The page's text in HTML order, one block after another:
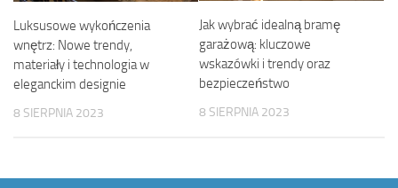
Luksusowe wykończenia
wnętrz: Nowe trendy,
materiały i technologia w
eleganckim designie
8 SIERPNIA 2023
Jak wybrać idealną bramę
garażową: kluczowe
wskazówki i trendy oraz
bezpieczeństwo
8 SIERPNIA 2023